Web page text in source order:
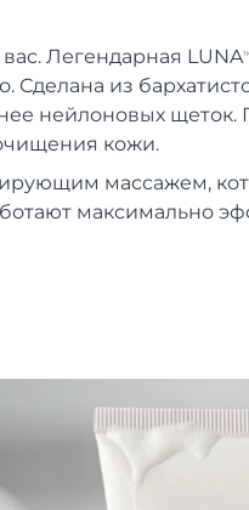
Легендарная LUNA
из
нейлоновых щеток.
кожи.
массажем,
максимально